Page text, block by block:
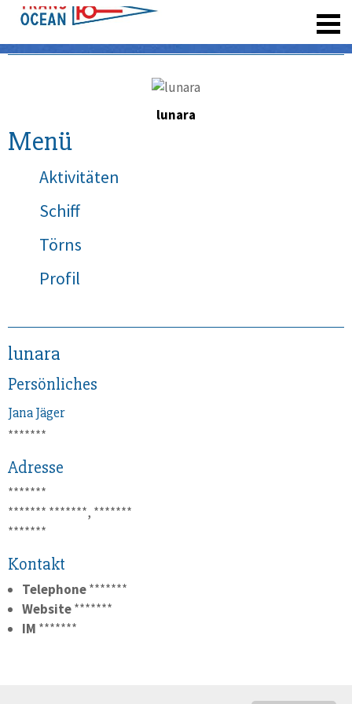
lunara
Menü
Aktivitäten
Schiff
Törns
Profil
lunara
Persönliches
JanaJäger
*******
Adresse
*******
******* *******, *******
*******
Kontakt
Telephone*******
Website*******
IM *******